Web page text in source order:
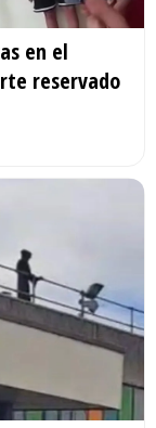
en el
reservado